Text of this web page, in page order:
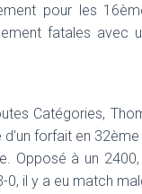
pour les
fatales avec
Catégories,
forfait en
Opposé à un
0, il y a eu match